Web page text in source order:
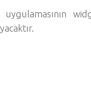
uygulamasının